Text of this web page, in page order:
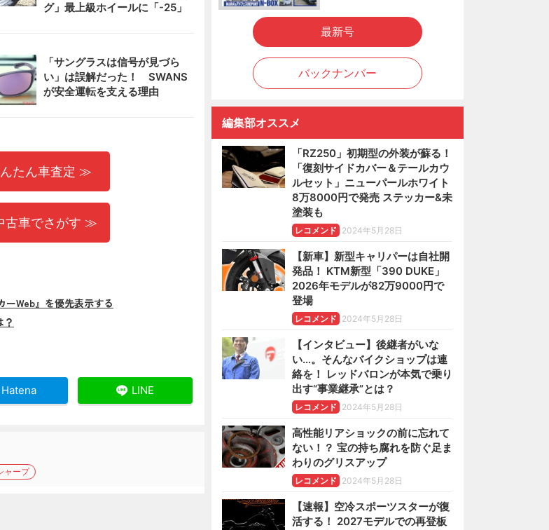
グ」最上級ホイールに「-25」
「サングラスは信号が見づら
い」は誤解だった！ SWANS
が安全運転を支える理由
たん車査定 ≫
古車でさがす ≫
ーWeb』を優先表示する
？
Hatena LINE
ャープ
最新号
バックナンバー
編集部オススメ
「RZ250」初期型の外装が蘇る！
「復刻サイドカバー＆テールカウ
ルセット」ニューパールホワイト
8万8000円で発売 ステッカー&未
塗装も
レコメンド 2024年5月28日
【新車】新型キャリパーは自社開
発品！ KTM新型「390 DUKE」
2026年モデルが82万9000円で
登場
レコメンド 2024年5月28日
【インタビュー】後継者がいな
い…。そんなバイクショップは連
絡を！ レッドバロンが本気で乗り
出す“事業継承”とは？
レコメンド 2024年5月28日
高性能リアショックの前に忘れて
ない！？ 宝の持ち腐れを防ぐ足ま
わりのグリスアップ
レコメンド 2024年5月28日
【速報】空冷スポーツスターが復
活する！ 2027モデルでの再登板